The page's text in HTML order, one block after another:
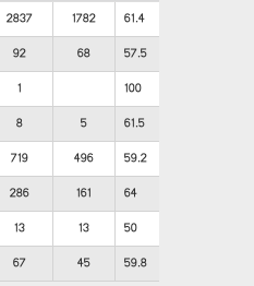
2837 1782 61.4
92 68 57.5
1 100
8 5 61.5
719 496 59.2
286 161 64
13 13 50
67 45 59.8